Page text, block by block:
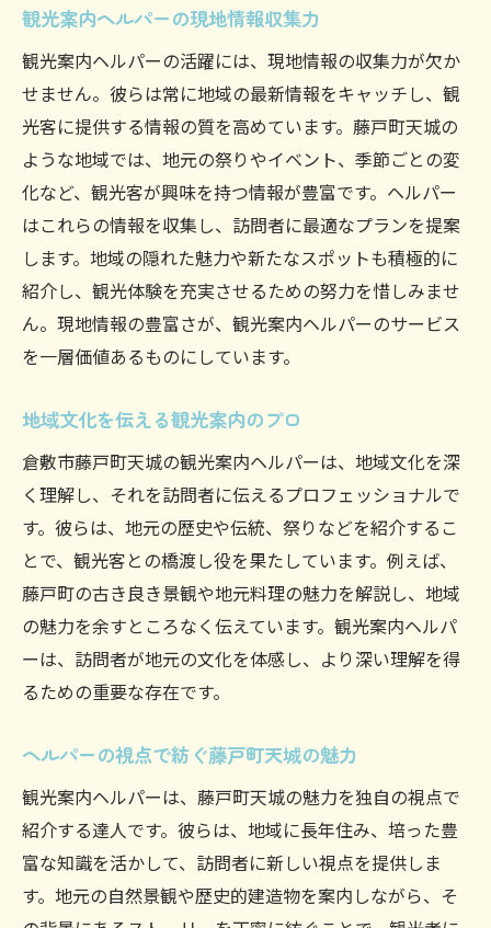
地域の魅力を伝える観光案内ヘルパーの挑戦と
喜び
観光案内ヘルパーが直面する地域課題
地域の魅力を発掘する観光案内ヘルパーの
努力
観光案内を通じて地域と共に成長する喜び
観光客の反応が励みとなる観光案内の仕事
新たな観光資源を開発するヘルパーの挑戦
地域の魅力を広めるための観光案内の工夫
ヘルパーの視点で楽しむ藤戸町天城の隠れた魅
地元民しか知らない観光案内ヘルパーのお
すすめ
観光案内ヘルパーが発見した新たなスポッ
ト
観光案内を通じて感じる藤戸町天城の奥深
さ
観光案内ヘルパーが案内する穴場の魅力
観光客に伝えたい藤戸町天城の秘密
家
藤戸町天城の観光を支える観光案内ヘルパーの
観光案内ヘルパーが地域活性化に果たす役
割
観光案内ヘルパーの現地情報収集力
観光案内ヘルパーの活躍には、現地情報の収集力が欠か
せません。彼らは常に地域の最新情報をキャッチし、観
光客に提供する情報の質を高めています。藤戸町天城の
ような地域では、地元の祭りやイベント、季節ごとの変
化など、観光客が興味を持つ情報が豊富です。ヘルパー
はこれらの情報を収集し、訪問者に最適なプランを提案
します。地域の隠れた魅力や新たなスポットも積極的に
紹介し、観光体験を充実させるための努力を惜しみませ
ん。現地情報の豊富さが、観光案内ヘルパーのサービス
を一層価値あるものにしています。
地域文化を伝える観光案内のプロ
倉敷市藤戸町天城の観光案内ヘルパーは、地域文化を深
く理解し、それを訪問者に伝えるプロフェッショナルで
す。彼らは、地元の歴史や伝統、祭りなどを紹介するこ
とで、観光客との橋渡し役を果たしています。例えば、
藤戸町の古き良き景観や地元料理の魅力を解説し、地域
の魅力を余すところなく伝えています。観光案内ヘルパ
ーは、訪問者が地元の文化を体感し、より深い理解を得
るための重要な存在です。
ヘルパーの視点で紡ぐ藤戸町天城の魅力
観光案内ヘルパーは、藤戸町天城の魅力を独自の視点で
紹介する達人です。彼らは、地域に長年住み、培った豊
富な知識を活かして、訪問者に新しい視点を提供しま
す。地元の自然景観や歴史的建造物を案内しながら、そ